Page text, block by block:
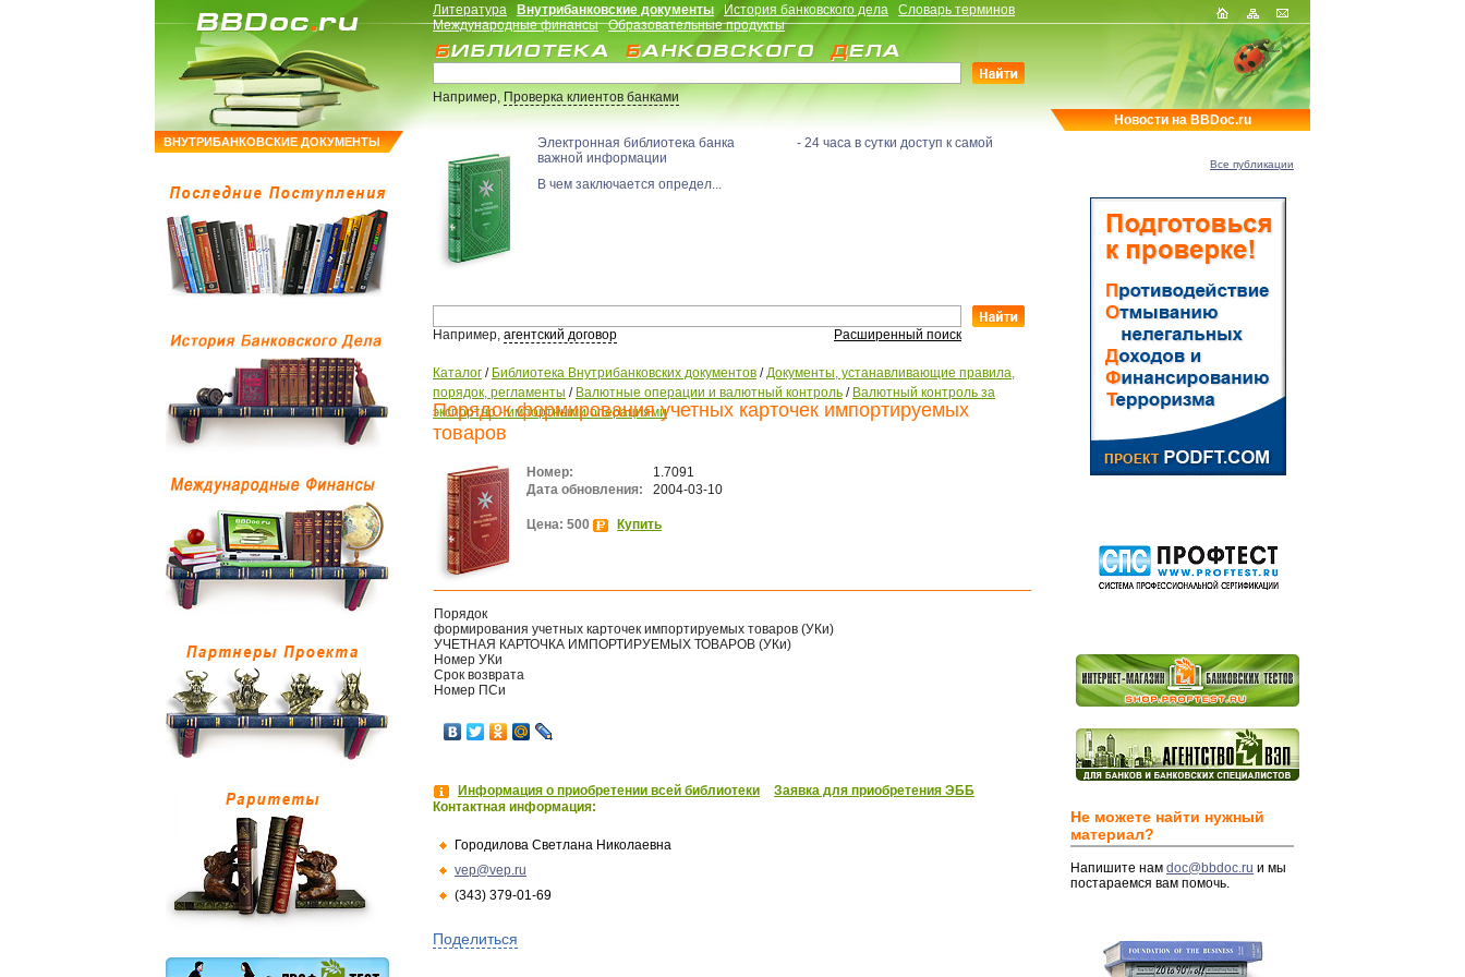
ВНУТРИБАНКОВСКИЕ ДОКУМЕНТЫ
Литература Внутрибанковские документы История банковского дела
Словарь терминов
Международные финансы
Образовательные продукты
Например,Проверка клиентов банками
Электронная библиотека банка - 24 часа в сутки доступ к самой
важной информации
В чем заключается определ...
Например, агентский договор Расширенный поиск
Каталог / Библиотека Внутрибанковских документов /Документы, устанавливающие правила,
порядок, регламенты / Валютные операции и валютный контроль / Валютный контроль за
экспортно - импортными операциями
Порядок формирования учетных карточек импортируемых
товаров
Номер:
1.7091
Дата обновления:
2004-03-10
Цена: 500 Купить
Порядок
формирования учетных карточек импортируемых товаров (УКи)
УЧЕТНАЯ КАРТОЧКА ИМПОРТИРУЕМЫХ ТОВАРОВ (УКи)
Номер УКи
Срок возврата
Номер ПСи
Информация о приобретении всей библиотеки
Заявка для приобретения ЭББ
Контактная информация:
Городилова Светлана Николаевна
vep@vep.ru
(343) 379-01-69
Поделиться
Новости на BBDoc.ru
Все публикации
Не можете найти нужный
материал?
Напишите нам doc@bbdoc.ru и мы
постараемся вам помочь.